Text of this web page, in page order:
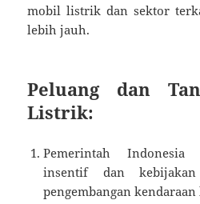
mobil listrik dan sektor
lebih jauh.
Peluang dan
Listrik:
Pemerintah Indonesia
insentif dan
pengembangan